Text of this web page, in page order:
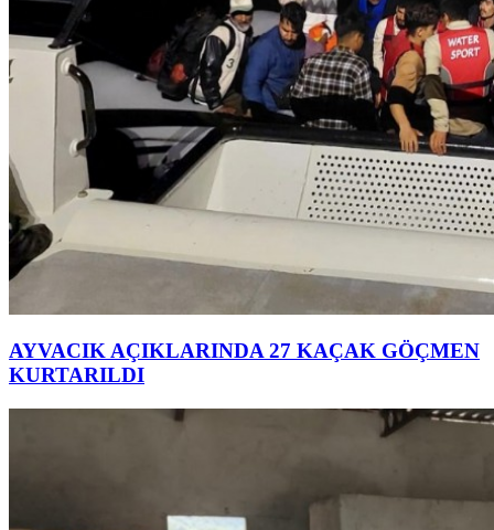
AYVACIK AÇIKLARINDA 27 KAÇAK GÖÇMEN
KURTARILDI